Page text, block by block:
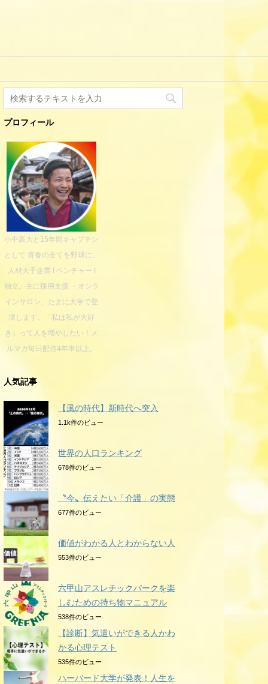
プロフィール
小中高大と15年間キャプテン
として 青春の全てを野球に。
人材大手企業 I ベンチャー I
独立。主に採用支援 ・オンラ
インサロン、たまに大学で登
壇します。「私は私が大好
き」って人を増やしたい！メ
ルマガ毎日配信4年半以上。
人気記事
【風の時代】新時代へ突入
1.1k件のビュー
世界の人口ランキング
678件のビュー
〝今〟伝えたい「介護」の実態
677件のビュー
価値がわかる人とわからない人
553件のビュー
六甲山アスレチックパークを楽
しむための持ち物マニュアル
538件のビュー
【診断】気遣いができる人かわ
かる心理テスト
535件のビュー
ハーバード大学が発表！人生を